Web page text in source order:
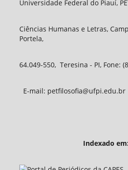
Universidade Federal do Piauí,
Ciências Humanas e Letras,
Portela,
64.049-550, Teresina - PI, Fone:
E-mail: petfilosofia@ufpi.edu.br
Indexado em: